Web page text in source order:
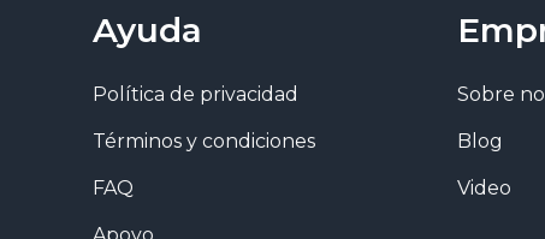
Ayuda
Política de privacidad
Términos y condiciones
FAQ
Sobre
Blog
Video